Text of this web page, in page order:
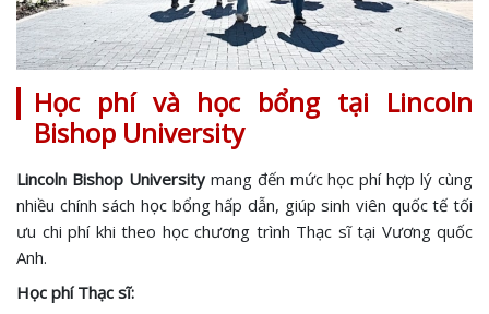
Học phí và học bổng tại Lincoln
Bishop University
Lincoln Bishop Universitymang đến mức học phí hợp lý cùng
nhiều chính sách học bổng hấp dẫn, giúp sinh viên quốc tế tối
ưu chi phí khi theo học chương trình Thạc sĩ tại Vương quốc
Anh.
Học phí Thạc sĩ: